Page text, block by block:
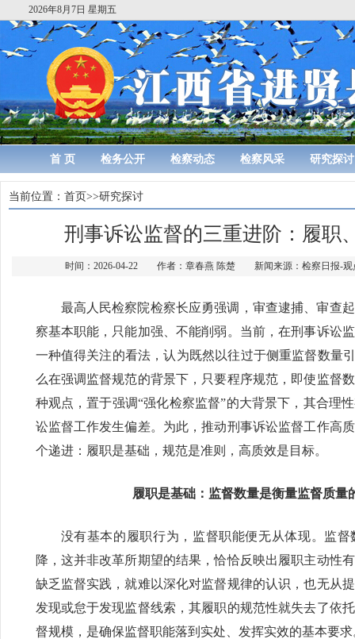
2026年8月7日 星期五
首 页 检务公开 检察动态 检察风采 研究探讨
当前位置： 首页>>研究探讨
刑事诉讼监督的三重进阶：履职
时间：2026-04-22 作者：章春燕 陈楚 新闻来源：检察日报-
最高人民检察院检察长应勇强调，审查逮捕、审查
察基本职能，只能加强、不能削弱。当前，在刑事诉讼
一种值得关注的看法，认为既然以往过于侧重监督数量
么在强调监督规范的背景下，只要程序规范，即使监督
种观点，置于强调“强化检察监督”的大背景下，其合理
讼监督工作发生偏差。为此，推动刑事诉讼监督工作高
个递进：履职是基础，规范是准则，高质效是目标。
履职是基础：监督数量是衡量监督质量
没有基本的履职行为，监督职能便无从体现。监
降，这并非改革所期望的结果，恰恰反映出履职主动性
缺乏监督实践，就难以深化对监督规律的认识，也无从
发现或怠于发现监督线索，其履职的规范性就失去了依
督规模，是确保监督职能落到实处、发挥实效的基本要求